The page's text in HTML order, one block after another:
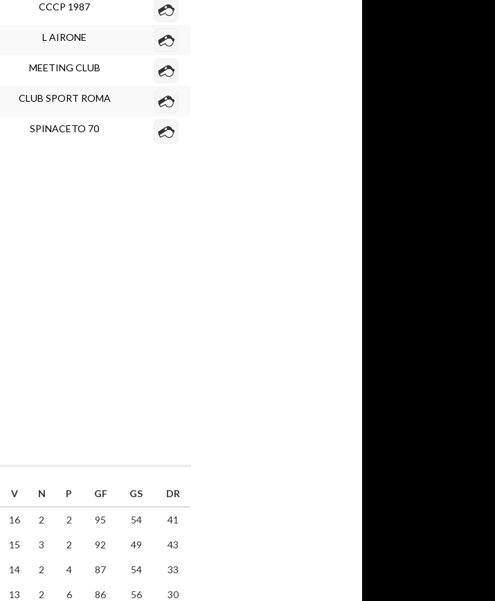
CCCP 1987
L AIRONE
MEETING CLUB
CLUB SPORT ROMA
SPINACETO 70
V N P GF GS DR
16 2 2 95 54 41
15 3 2 92 49 43
14 2 4 87 54 33
13 2 6 86 56 30